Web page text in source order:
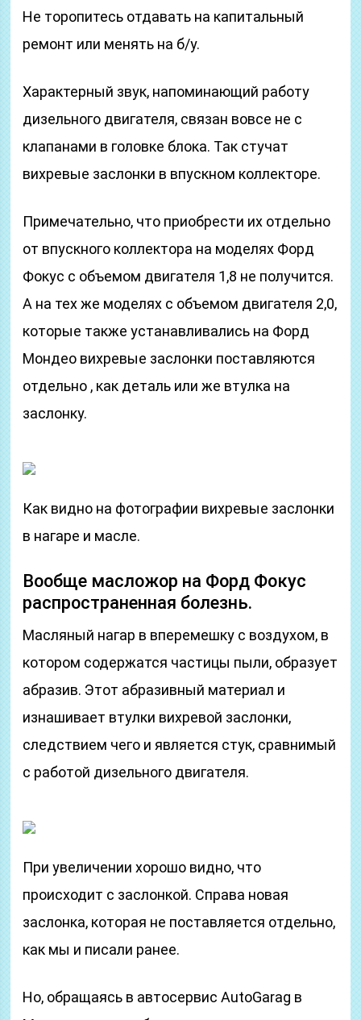
Не торопитесь отдавать на капитальный
ремонт или менять на б/у.
Характерный звук, напоминающий работу
дизельного двигателя, связан вовсе не с
клапанами в головке блока. Так стучат
вихревые заслонки в впускном коллекторе.
Примечательно, что приобрести их отдельно
от впускного коллектора на моделях Форд
Фокус с объемом двигателя 1,8 не получится.
А на тех же моделях с объемом двигателя 2,0,
которые также устанавливались на Форд
Мондео вихревые заслонки поставляются
отдельно , как деталь или же втулка на
заслонку.
Как видно на фотографии вихревые заслонки
в нагаре и масле.
Вообще масложор на Форд Фокус
распространенная болезнь.
Масляный нагар в вперемешку с воздухом, в
котором содержатся частицы пыли, образует
абразив. Этот абразивный материал и
изнашивает втулки вихревой заслонки,
следствием чего и является стук, сравнимый
с работой дизельного двигателя.
При увеличении хорошо видно, что
происходит с заслонкой. Справа новая
заслонка, которая не поставляется отдельно,
как мы и писали ранее.
Но, обращаясь в автосервис AutoGarag в